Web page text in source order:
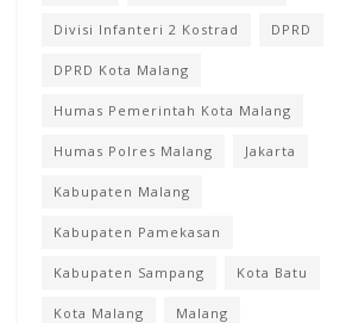
Divisi Infanteri 2 Kostrad DPRD
DPRD Kota Malang
Humas Pemerintah Kota Malang
Humas Polres Malang Jakarta
Kabupaten Malang
Kabupaten Pamekasan
Kabupaten Sampang Kota Batu
Kota Malang Malang